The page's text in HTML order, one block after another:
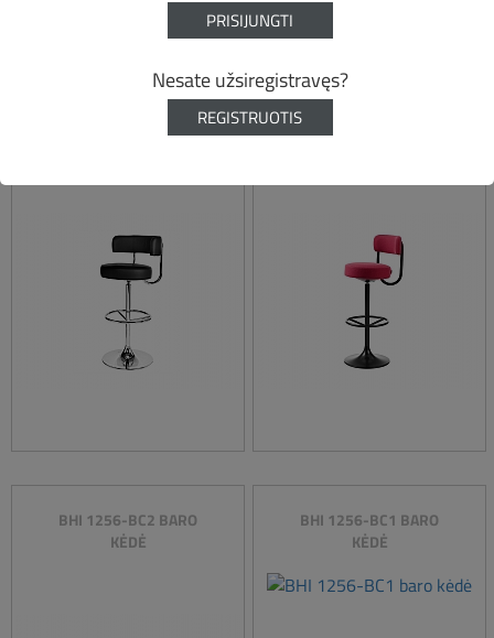
JUPITER BARO KĖDĖ COBRA BARO KĖDĖ
BHI 1256-BC2 BARO
KĖDĖ
BHI 1256-BC1 BARO
KĖDĖ
PRISIJUNGTI
Nesate užsiregistravęs?
REGISTRUOTIS